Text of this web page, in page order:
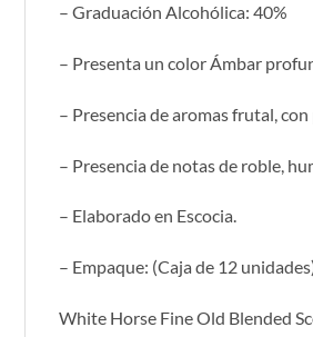
– Graduación Alcohólica: 40%
– Presenta un color Ámbar
– Presencia de aromas frutal,
– Presencia de notas de roble,
– Elaborado en Escocia.
– Empaque: (Caja de 12
White Horse Fine Old Blended